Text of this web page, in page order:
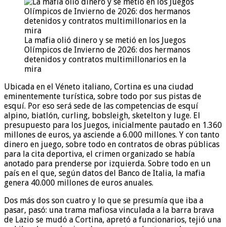
La mafia olió dinero y se metió en los Juegos
Olímpicos de Invierno de 2026: dos hermanos
detenidos y contratos multimillonarios en la
mira
Ubicada en el Véneto italiano, Cortina es una ciudad
eminentemente turística, sobre todo por sus pistas de
esquí. Por eso será sede de las competencias de esquí
alpino, biatlón, curling, bobsleigh, sketelton y luge. El
presupuesto para los Juegos, inicialmente pautado en 1.360
millones de euros, ya asciende a 6.000 millones. Y con tanto
dinero en juego, sobre todo en contratos de obras públicas
para la cita deportiva, el crimen organizado se había
anotado para prenderse por izquierda. Sobre todo en un
país en el que, según datos del Banco de Italia, la mafia
genera 40.000 millones de euros anuales.
Dos más dos son cuatro y lo que se presumía que iba a
pasar, pasó: una trama mafiosa vinculada a la barra brava
de Lazio se mudó a Cortina, apretó a funcionarios, tejió una